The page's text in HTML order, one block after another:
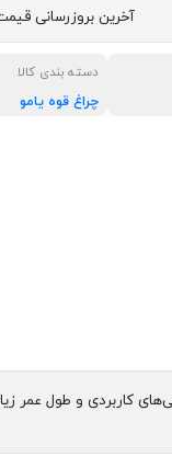
آخرین بروزرسانی
دسته بندی کالا
چراغ قوه یامو
کاربردی و طول